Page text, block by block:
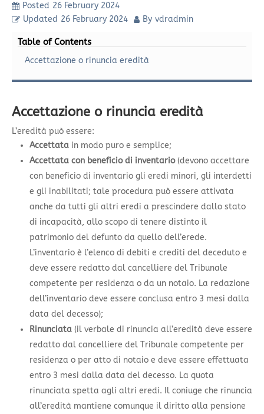
Posted 26 February 2024
Updated 26 February 2024 By vdradmin
Table of Contents
Accettazione o rinuncia eredità
Accettazione o rinuncia eredità
L’eredità può essere:
Accettata in modo puro e semplice;
Accettata con beneficio di inventario(devono accettare
con beneficio di inventario gli eredi minori, gli interdetti
e gli inabilitati; tale procedura può essere attivata
anche da tutti gli altri eredi a prescindere dallo stato
di incapacità, allo scopo di tenere distinto il
patrimonio del defunto da quello dell’erede.
L’inventario è l’elenco di debiti e crediti del deceduto e
deve essere redatto dal cancelliere del Tribunale
competente per residenza o da un notaio. La redazione
dell’inventario deve essere conclusa entro 3 mesi dalla
data del decesso);
Rinunciata (il verbale di rinuncia all’eredità deve essere
redatto dal cancelliere del Tribunale competente per
residenza o per atto di notaio e deve essere effettuata
entro 3 mesi dalla data del decesso. La quota
rinunciata spetta agli altri eredi. Il coniuge che rinuncia
all’eredità mantiene comunque il diritto alla pensione